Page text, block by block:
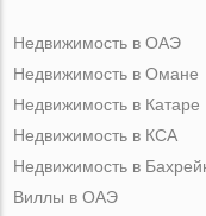
Недвижимость в ОАЭ
Недвижимость в Омане
Недвижимость в Катаре
Недвижимость в КСА
Недвижимость в
Виллы в ОАЭ